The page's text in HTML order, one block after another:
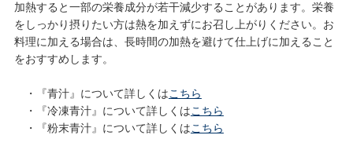
加熱すると一部の栄養成分が若干減少することがあります。栄養
をしっかり摂りたい方は熱を加えずにお召し上がりください。お
料理に加える場合は、長時間の加熱を避けて仕上げに加えること
をおすすめします。
・『青汁』について詳しくはこちら
・『冷凍青汁』について詳しくはこちら
・『粉末青汁』について詳しくはこちら